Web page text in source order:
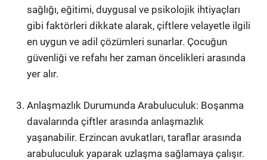
sağlığı, eğitimi, duygusal ve psikolojik ihtiyaçları
gibi faktörleri dikkate alarak, çiftlere velayetle ilgili
en uygun ve adil çözümleri sunarlar. Çocuğun
güvenliği ve refahı her zaman öncelikleri arasında
yer alır.
Anlaşmazlık Durumunda Arabuluculuk: Boşanma
davalarında çiftler arasında anlaşmazlık
yaşanabilir. Erzincan avukatları, taraflar arasında
arabuluculuk yaparak uzlaşma sağlamaya çalışır.